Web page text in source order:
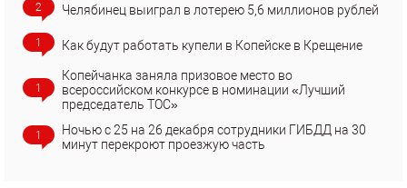
2 Челябинец выиграл в лотерею 5,6 миллионов рублей
1 Как будут работать купели в Копейске в Крещение
1
Копейчанка заняла призовое место во
всероссийском конкурсе в номинации «Лучший
председатель ТОС»
1
Ночью с 25 на 26 декабря сотрудники ГИБДД на 30
минут перекроют проезжую часть